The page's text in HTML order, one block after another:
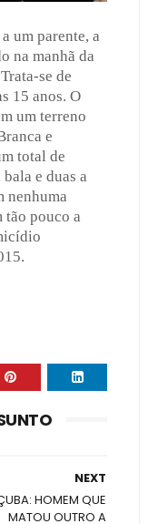
um parente, a
na manhã da
se de
15 anos. O
um terreno
e
total de
e duas a
nenhuma
tão pouco a
NEXT
HOMEM QUE
MATOU OUTRO A